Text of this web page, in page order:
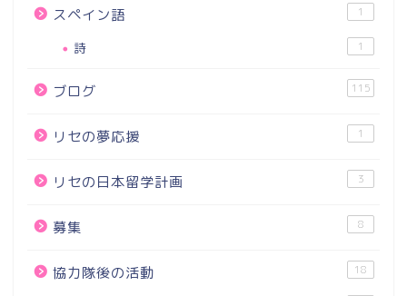
スペイン語 1
詩 1
ブログ 115
リセの夢応援 1
リセの日本留学計画 3
募集 8
協力隊後の活動 18